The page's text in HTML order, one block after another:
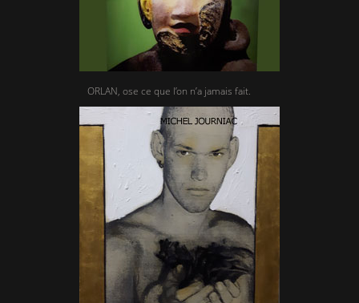
ORLAN, ose ce que l’on n’a jamais fait.